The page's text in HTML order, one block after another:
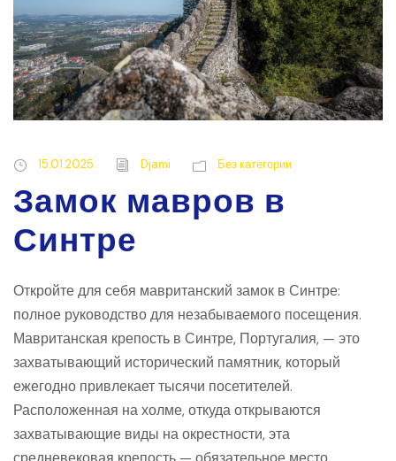
15.01.2025 Djami Без категории
Замок мавров в
Синтре
Откройте для себя мавританский замок в Синтре:
полное руководство для незабываемого посещения.
Мавританская крепость в Синтре, Португалия, — это
захватывающий исторический памятник, который
ежегодно привлекает тысячи посетителей.
Расположенная на холме, откуда открываются
захватывающие виды на окрестности, эта